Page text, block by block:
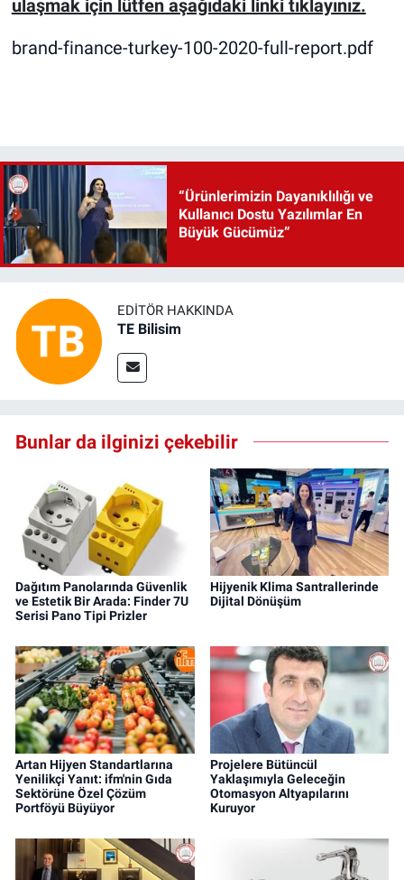
ulaşmak için lütfen aşağıdaki linki tıklayınız.
brand-finance-turkey-100-2020-full-report.pdf
“Ürünlerimizin Dayanıklılığı ve
Kullanıcı Dostu Yazılımlar En
Büyük Gücümüz”
EDITÖR HAKKINDA
TE Bilisim
Bunlar da ilginizi çekebilir
Dağıtım Panolarında Güvenlik
ve Estetik Bir Arada: Finder 7U
Serisi Pano Tipi Prizler
Hijyenik Klima Santrallerinde
Dijital Dönüşüm
Artan Hijyen Standartlarına
Yenilikçi Yanıt: ifm'nin Gıda
Sektörüne Özel Çözüm
Portföyü Büyüyor
Projelere Bütüncül
Yaklaşımıyla Geleceğin
Otomasyon Altyapılarını
Kuruyor